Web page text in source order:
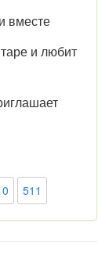
вместе
и любит
511